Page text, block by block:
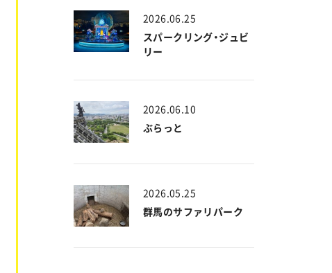
2026.06.25
スパークリング・ジュビ
リー
2026.06.10
ぶらっと
2026.05.25
群馬のサファリパーク